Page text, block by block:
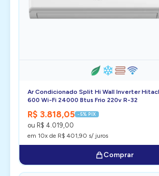
Ar Condicionado Split Hi Wall Inverter
600 Wi-Fi 24000 Btus Frio 220v R-32
R$ 3.818,05 -5% PIX
ou R$ 4.019,00
em 10x de R$ 401,90 s/ juros
Comprar